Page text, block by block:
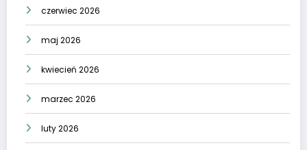
czerwiec 2026
maj 2026
kwiecień 2026
marzec 2026
luty 2026